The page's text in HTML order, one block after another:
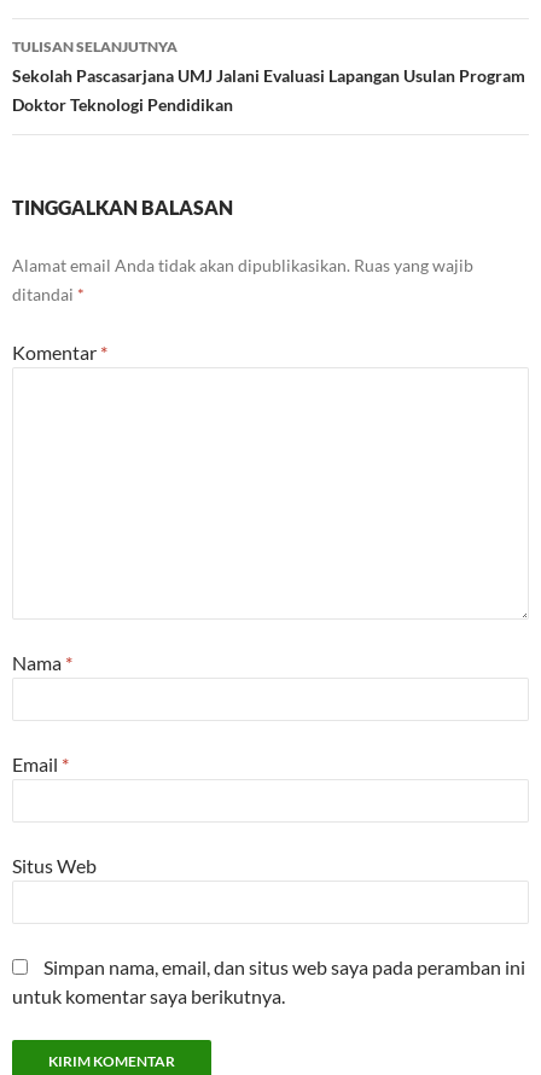
TULISAN SELANJUTNYA
Sekolah Pascasarjana UMJ Jalani Evaluasi Lapangan Usulan Program
Doktor Teknologi Pendidikan
TINGGALKAN BALASAN
Alamat email Anda tidak akan dipublikasikan. Ruas yang wajib
ditandai *
Komentar *
Nama *
Email *
Situs Web
Simpan nama, email, dan situs web saya pada peramban ini
untuk komentar saya berikutnya.